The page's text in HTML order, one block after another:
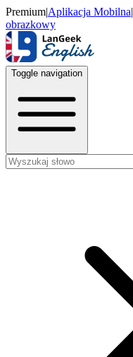
Premium|Aplikacja Mobilna|
obrazkowy
Toggle navigation